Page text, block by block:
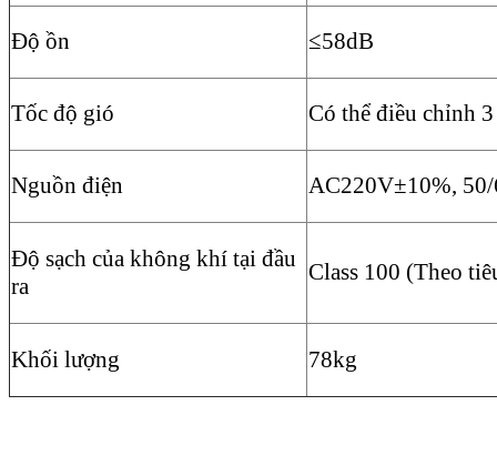
Độ ồn ≤58dB
Tốc độ gió Có thể điều chỉnh
Nguồn điện AC220V±10%,
Độ sạch của không khí tại đầu
ra
Class 100 (Theo
Khối lượng 78kg